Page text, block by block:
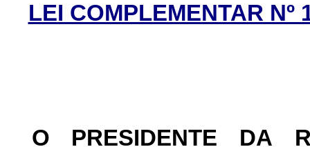
LEI COMPLEMENTAR Nº
O PRESIDENTE DA